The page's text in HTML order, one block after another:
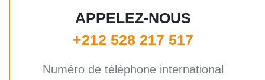
APPELEZ-NOUS
+212 528 217 517
Numéro de téléphone international